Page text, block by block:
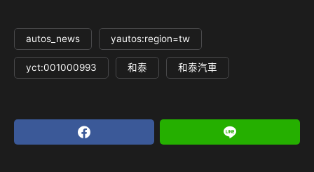
autos_news yautos:region=tw
yct:001000993 和泰 和泰汽車